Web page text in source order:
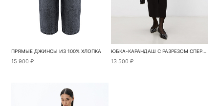
ПРЯМЫЕ ДЖИНСЫ ИЗ 100% ХЛОПКА
15 900 ₽
ЮБКА-КАРАНДАШ С РАЗРЕЗОМ СПЕРЕДИ
13 500 ₽